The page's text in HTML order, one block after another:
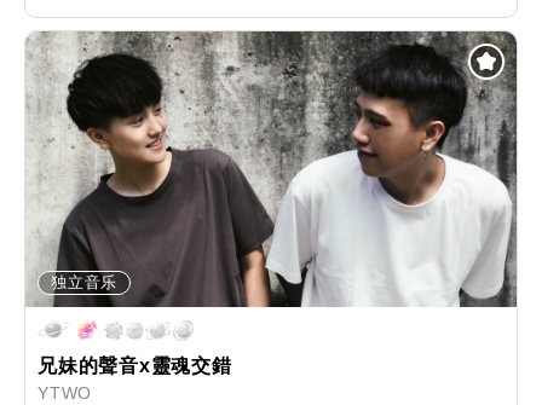
独立音乐
兄妹的聲音x靈魂交錯
YTWO